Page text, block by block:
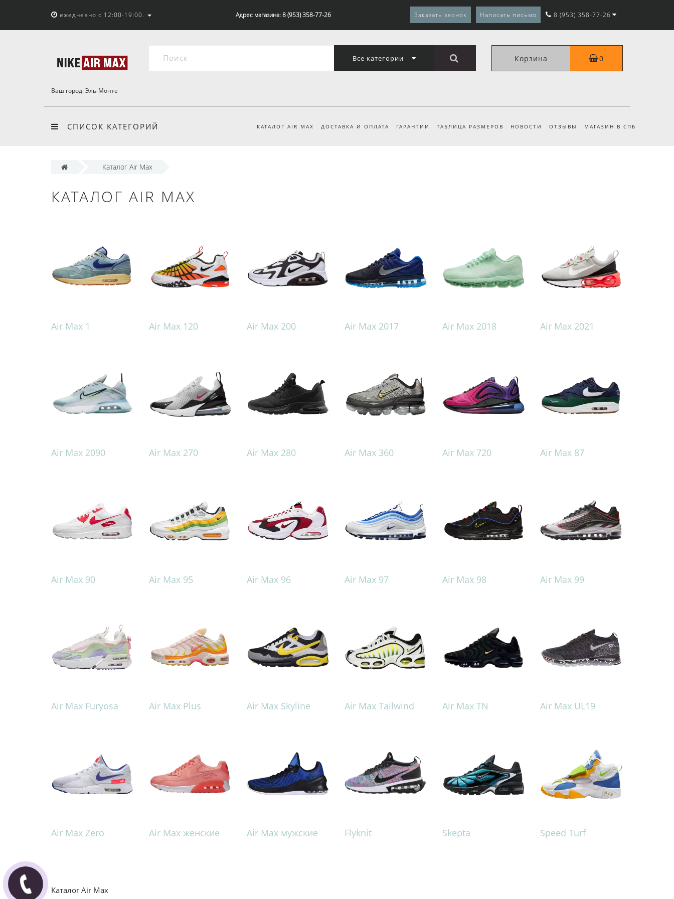
ежедневно с 12:00-19:00. Адрес магазина: 8 (953) 358-77-26 Заказать звонок Написать письмо 8 (953) 358-77-26
Все категории Корзина 0
Ваш город:Эль-Монте
СПИСОК КАТЕГОРИЙ КАТАЛОГ AIR MAX ДОСТАВКА И ОПЛАТА ГАРАНТИИ ТАБЛИЦА РАЗМЕРОВ НОВОСТИ ОТЗЫВЫ МАГАЗИН В СПБ
Каталог Air Max
КАТАЛОГ AIR MAX
Air Max 1 Air Max 120 Air Max 200 Air Max 2017 Air Max 2018 Air Max 2021
Air Max 2090 Air Max 270 Air Max 280 Air Max 360 Air Max 720 Air Max 87
Air Max 90 Air Max 95 Air Max 96 Air Max 97 Air Max 98 Air Max 99
Air Max Furyosa Air Max Plus Air Max Skyline Air Max Tailwind Air Max TN Air Max UL19
Air Max Zero Air Max женские Air Max мужские Flyknit Skepta Speed Turf
Каталог Air Max